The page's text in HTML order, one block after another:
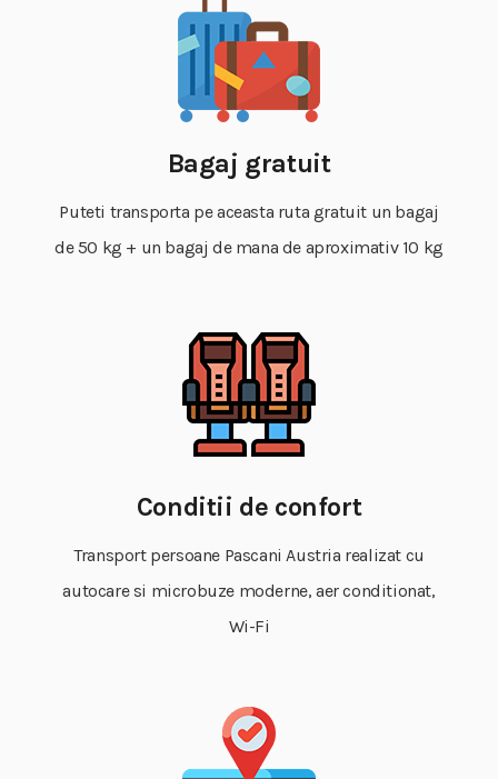
Bagaj gratuit
Puteti transporta pe aceasta ruta gratuit un bagaj
de 50 kg + un bagaj de mana de aproximativ 10 kg
Conditii de confort
Transport persoane Pascani Austria realizat cu
autocare si microbuze moderne, aer conditionat,
Wi-Fi